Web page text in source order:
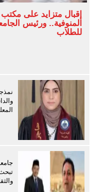
إقبال متزايد على مكتب
المنوفية.. ورئيس
للطلاب
تبحث